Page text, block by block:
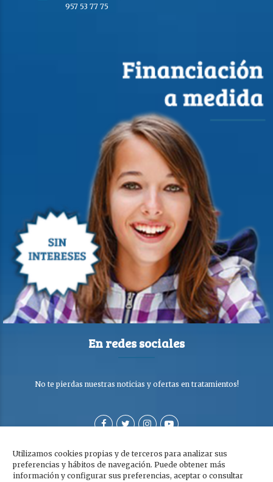
Utilizamos cookies propias y de terceros para analizar sus
preferencias y hábitos de navegación. Puede obtener más
información y configurar sus preferencias, aceptar o consultar
957 53 77 75
En redes sociales
No te pierdas nuestras noticias y ofertas en tratamientos!